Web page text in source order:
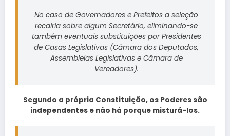
No caso de Governadores e Prefeitos a seleção
recairia sobre algum Secretário, eliminando-se
também eventuais substituições por Presidentes
de Casas Legislativas (Câmara dos Deputados,
Assembleias Legislativas e Câmara de
Vereadores).
Segundo a própria Constituição, os Poderes são
independentes e não há porque misturá-los.